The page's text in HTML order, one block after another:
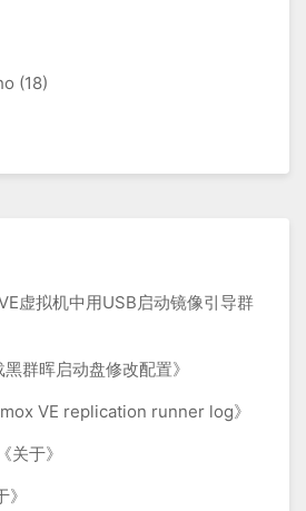
(18)
虚拟机中用USB启动镜像引导群
黑群晖启动盘修改配置》
VE replication runner log》
关于》
》